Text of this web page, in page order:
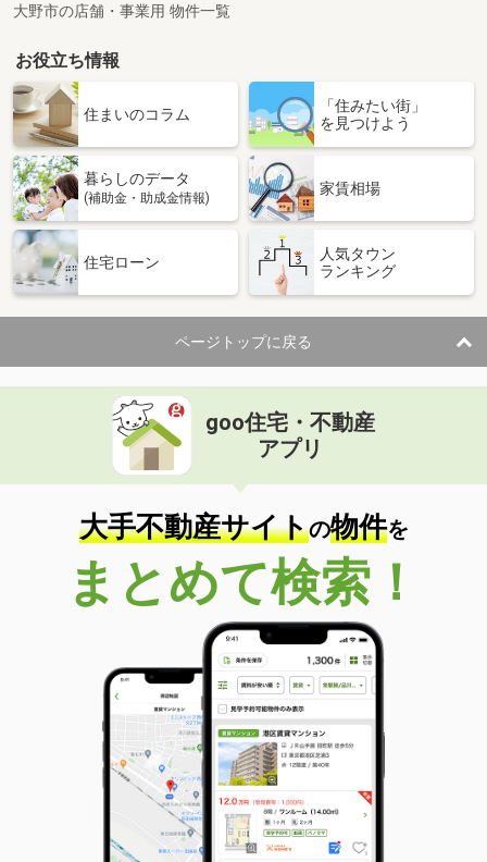
大野市の店舗・事業用 物件一覧
お役立ち情報
住まいのコラム
「住みたい街」
を見つけよう
暮らしのデータ
(補助金・助成金情報)
家賃相場
住宅ローン
人気タウン
ランキング
ページトップに戻る
goo住宅・不動産
アプリ
大手不動産サイトの物件を
まとめて検索！